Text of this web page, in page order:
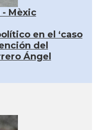
- Mèxic
en el ‘caso
del
Ángel